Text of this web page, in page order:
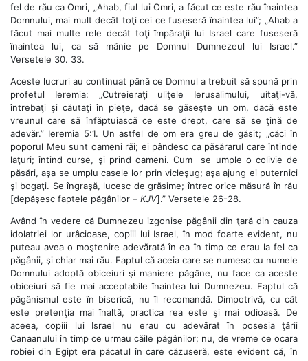
fel de rău ca Omri, „Ahab, fiul lui Omri, a făcut ce este rău înaintea
Domnului, mai mult decât toţi cei ce fuseseră înaintea lui”; „Ahab a
făcut mai multe rele decât toţi împăraţii lui Israel care fuseseră
înaintea lui, ca să mânie pe Domnul Dumnezeul lui Israel.”
Versetele 30. 33.
Aceste lucruri au continuat până ce Domnul a trebuit să spună prin
profetul Ieremia: „Cutreieraţi uliţele Ierusalimului, uitaţi-vă,
întrebaţi şi căutaţi în pieţe, dacă se găseşte un om, dacă este
vreunul care să înfăptuiască ce este drept, care să se ţină de
adevăr.” Ieremia 5:1. Un astfel de om era greu de găsit; „căci în
poporul Meu sunt oameni răi; ei pândesc ca păsărarul care întinde
laţuri; întind curse, şi prind oameni. Cum
se umple o colivie de
păsări, aşa se umplu casele lor prin vicleşug; aşa ajung ei puternici
şi bogaţi. Se îngraşă, lucesc de grăsime; întrec orice măsură în rău
[depăşesc faptele păgânilor – KJV].” Versetele 26-28.
Având în vedere că Dumnezeu izgonise păgânii din ţară din cauza
idolatriei lor urâcioase, copiii lui Israel, în mod foarte evident, nu
puteau avea o moştenire adevărată în ea în timp ce erau la fel ca
păgânii, şi chiar mai rău. Faptul că aceia care se numesc cu numele
Domnului adoptă obiceiuri şi maniere păgâne, nu face ca aceste
obiceiuri să fie mai acceptabile înaintea lui Dumnezeu. Faptul că
păgânismul este în biserică, nu îl recomandă. Dimpotrivă, cu cât
este pretenţia mai înaltă, practica rea este şi mai odioasă. De
aceea, copiii lui Israel nu erau cu adevărat în posesia ţării
Canaanului în timp ce urmau căile păgânilor; nu, de vreme ce ocara
robiei din Egipt era păcatul în care căzuseră, este evident că, în